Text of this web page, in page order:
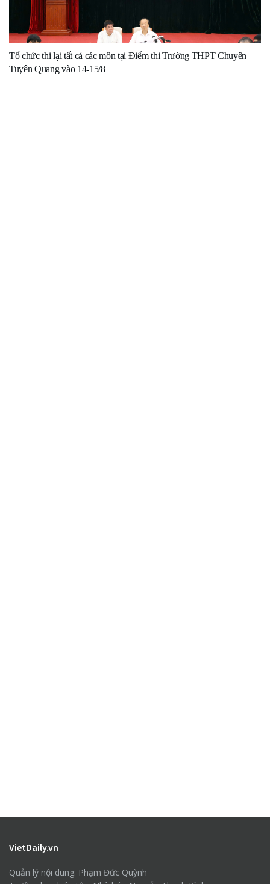
Tổ chức thi lại tất cả các môn tại Điểm thi Trường THPT Chuyên
Tuyên Quang vào 14-15/8
VietDaily.vn
Quản lý nội dung: Phạm Đức Quỳnh